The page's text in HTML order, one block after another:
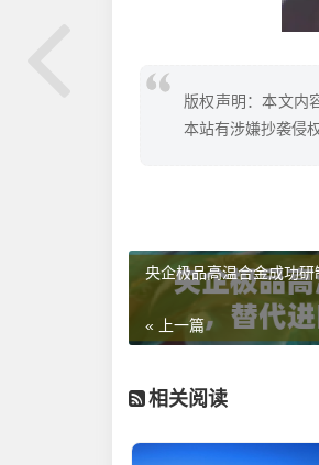
版权声明：本文内
本站有涉嫌抄袭侵
央企极品高温合金成功
« 上一篇
相关阅读